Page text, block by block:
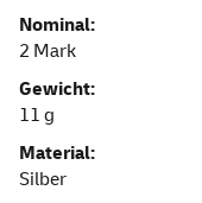
Nominal:
2 Mark
Gewicht:
11 g
Material:
Silber